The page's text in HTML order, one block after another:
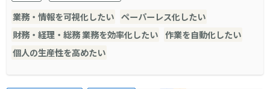
業務・情報を可視化したい ペーパーレス化したい
財務・経理・総務 業務を効率化したい 作業を自動化したい
個人の生産性を高めたい